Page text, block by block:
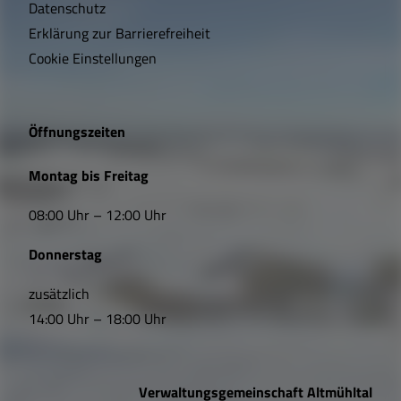
t
i
e
L
n
k
s
Datenschutz
Erklärung zur Barrierefreiheit
Cookie Einstellungen
Öffnungszeiten
Montag bis Freitag
08:00 Uhr – 12:00 Uhr
Donnerstag
zusätzlich
14:00 Uhr – 18:00 Uhr
Verwaltungsgemeinschaft Altmühltal